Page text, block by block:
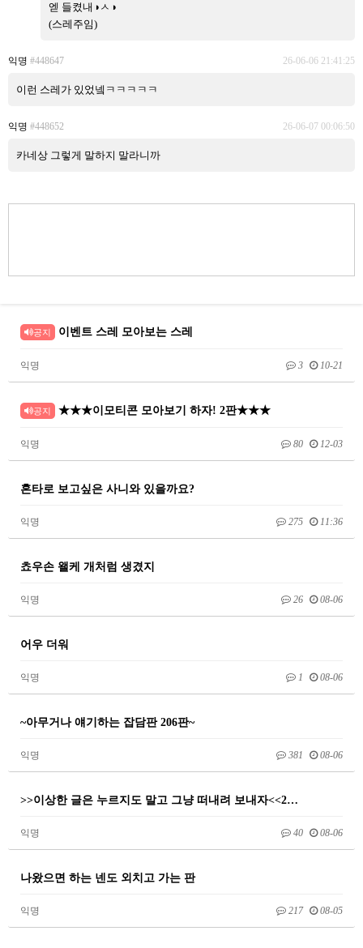
엗 들켰내◑ㅅ◑
(스레주임)
익명 #448647 26-06-06 21:41:25
이런 스레가 있었넼ㅋㅋㅋㅋㅋ
익명 #448652 26-06-07 00:06:50
카네상 그렇게 말하지 말라니까
공지 이벤트 스레 모아보는 스레
익명 3 10-21
공지 ★★★이모티콘 모아보기 하자! 2판★★★
익명 80 12-03
혼타로 보고싶은 사니와 있을까요?
익명 275 11:36
쵸우손 왤케 개처럼 생겼지
익명 26 08-06
어우 더워
익명 1 08-06
~아무거나 얘기하는 잡담판 206판~
익명 381 08-06
>>이상한 글은 누르지도 말고 그냥 떠내려 보내자<<2…
익명 40 08-06
나왔으면 하는 넨도 외치고 가는 판
익명 217 08-05